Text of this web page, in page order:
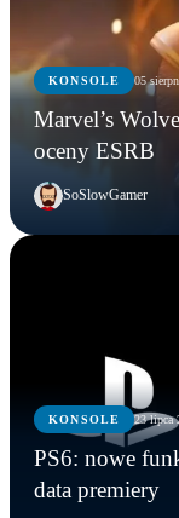
KONSOLE 05
Marvel’s
oceny ESRB
SoSlowGamer
KONSOLE 23 lipca
PS6: nowe
data premiery